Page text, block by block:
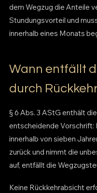
dem Wegzug die Anteile
Stundungsvorteil und
innerhalb eines Monats
Wann entfällt
durch
§ 6 Abs. 3 AStG enthält
entscheidende
innerhalb von sieben
zurück und nimmt die
auf, entfällt die
Keine Rückkehrabsicht